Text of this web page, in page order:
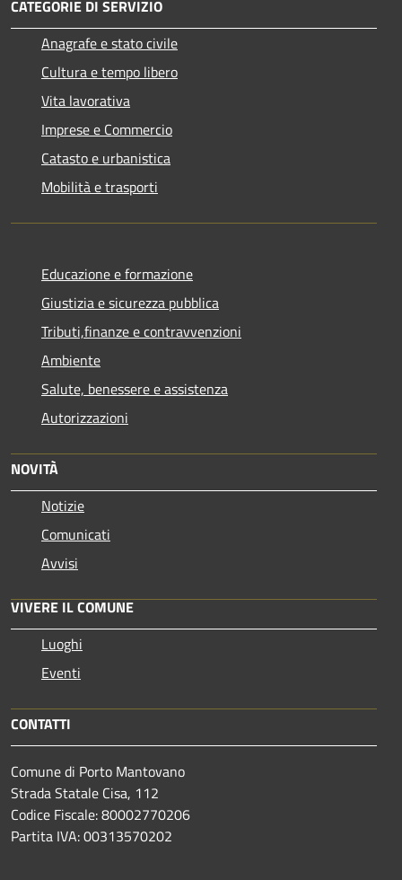
CATEGORIE DI SERVIZIO
Anagrafe e stato civile
Cultura e tempo libero
Vita lavorativa
Imprese e Commercio
Catasto e urbanistica
Mobilità e trasporti
Educazione e formazione
Giustizia e sicurezza pubblica
Tributi,finanze e contravvenzioni
Ambiente
Salute, benessere e assistenza
Autorizzazioni
NOVITÀ
Notizie
Comunicati
Avvisi
VIVERE IL COMUNE
Luoghi
Eventi
CONTATTI
Comune di Porto Mantovano
Strada Statale Cisa, 112
Codice Fiscale: 80002770206
Partita IVA: 00313570202